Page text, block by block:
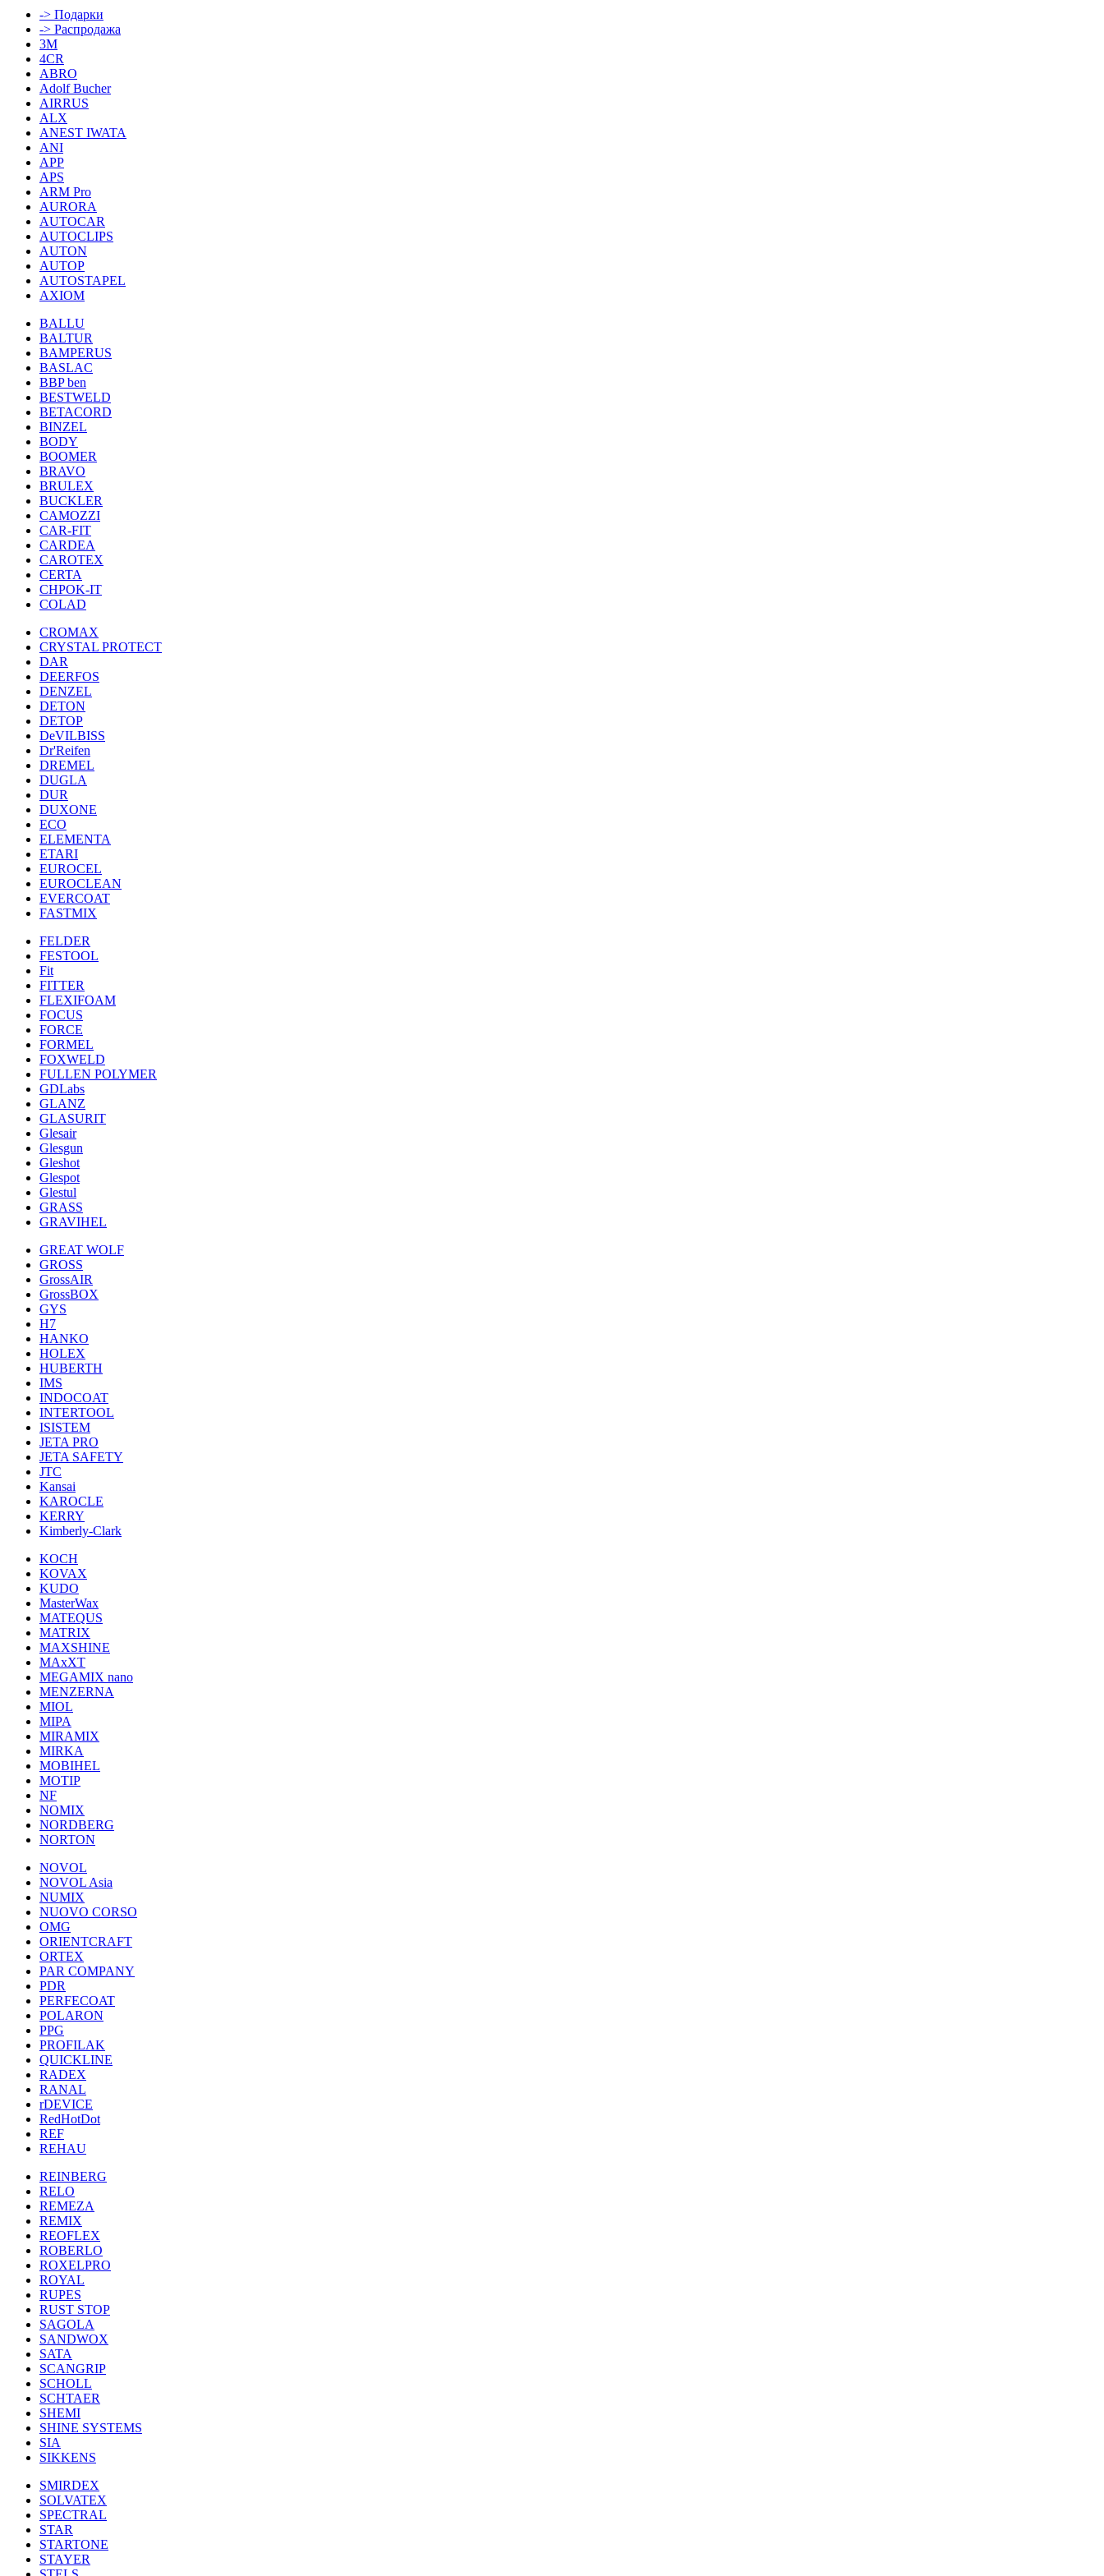
-> Подарки
-> Распродажа
3M
4CR
ABRO
Adolf Bucher
AIRRUS
ALX
ANEST IWATA
ANI
APP
APS
ARM Pro
AURORA
AUTOCAR
AUTOCLIPS
AUTON
AUTOP
AUTOSTAPEL
AXIOM
BALLU
BALTUR
BAMPERUS
BASLAC
BBP ben
BESTWELD
BETACORD
BINZEL
BODY
BOOMER
BRAVO
BRULEX
BUCKLER
CAMOZZI
CAR-FIT
CARDEA
CAROTEX
CERTA
CHPOK-IT
COLAD
CROMAX
CRYSTAL PROTECT
DAR
DEERFOS
DENZEL
DETON
DETOP
DeVILBISS
Dr'Reifen
DREMEL
DUGLA
DUR
DUXONE
ECO
ELEMENTA
ETARI
EUROCEL
EUROCLEAN
EVERCOAT
FASTMIX
FELDER
FESTOOL
Fit
FITTER
FLEXIFOAM
FOCUS
FORCE
FORMEL
FOXWELD
FULLEN POLYMER
GDLabs
GLANZ
GLASURIT
Glesair
Glesgun
Gleshot
Glespot
Glestul
GRASS
GRAVIHEL
GREAT WOLF
GROSS
GrossAIR
GrossBOX
GYS
H7
HANKO
HOLEX
HUBERTH
IMS
INDOCOAT
INTERTOOL
ISISTEM
JETA PRO
JETA SAFETY
JTC
Kansai
KAROCLE
KERRY
Kimberly-Clark
KOCH
KOVAX
KUDO
MasterWax
MATEQUS
MATRIX
MAXSHINE
MAxXT
MEGAMIX nano
MENZERNA
MIOL
MIPA
MIRAMIX
MIRKA
MOBIHEL
MOTIP
NF
NOMIX
NORDBERG
NORTON
NOVOL
NOVOL Asia
NUMIX
NUOVO CORSO
OMG
ORIENTCRAFT
ORTEX
PAR COMPANY
PDR
PERFECOAT
POLARON
PPG
PROFILAK
QUICKLINE
RADEX
RANAL
rDEVICE
RedHotDot
REF
REHAU
REINBERG
RELO
REMEZA
REMIX
REOFLEX
ROBERLO
ROXELPRO
ROYAL
RUPES
RUST STOP
SAGOLA
SANDWOX
SATA
SCANGRIP
SCHOLL
SCHTAER
SHEMI
SHINE SYSTEMS
SIA
SIKKENS
SMIRDEX
SOLVATEX
SPECTRAL
STAR
STARTONE
STAYER